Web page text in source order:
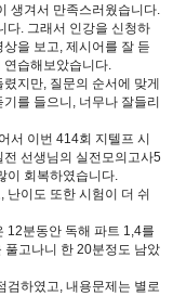
생겨서 만족스러웠습니다.
다. 그래서 인강을 신청하
을 보고, 제시어를 잘 듣
연습해보았습니다.
지만, 질문의 순서에 맞게
를 들으니, 너무나 잘들리
서 이번 414회 지텔프 시
선생님의 실전모의고사5
이 회복하였습니다.
이도 또한 시험이 더 쉬
12분동안 독해 파트 1,4를
풀고나니 한 20분정도 남았
검하였고, 내용문제는 별로